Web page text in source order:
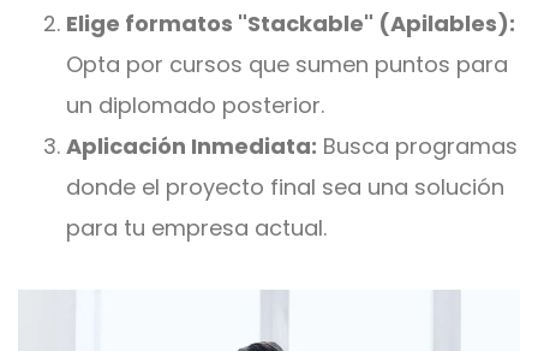
Elige formatos "Stackable" (Apilables):
Opta por cursos que sumen puntos para
un diplomado posterior.
Aplicación Inmediata: Busca programas
donde el proyecto final sea una solución
para tu empresa actual.